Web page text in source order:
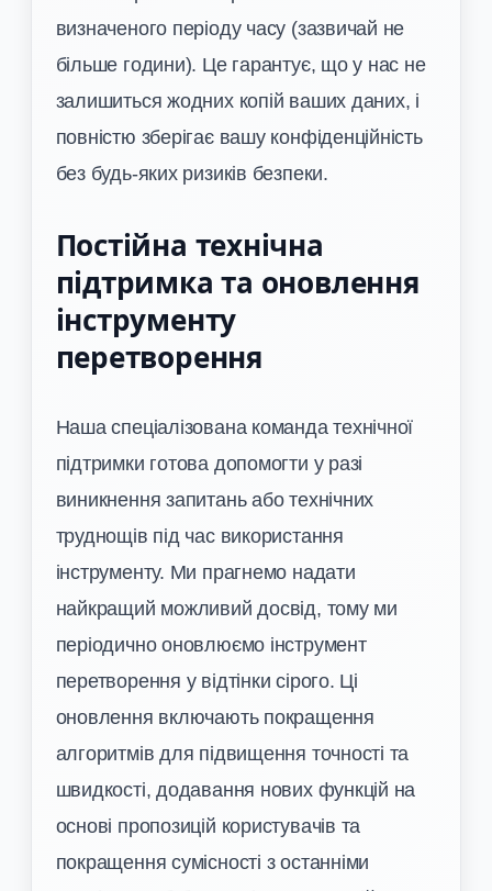
визначеного періоду часу (зазвичай не
більше години). Це гарантує, що у нас не
залишиться жодних копій ваших даних, і
повністю зберігає вашу конфіденційність
без будь-яких ризиків безпеки.
Постійна технічна
підтримка та оновлення
інструменту
перетворення
Наша спеціалізована команда технічної
підтримки готова допомогти у разі
виникнення запитань або технічних
труднощів під час використання
інструменту. Ми прагнемо надати
найкращий можливий досвід, тому ми
періодично оновлюємо інструмент
перетворення у відтінки сірого. Ці
оновлення включають покращення
алгоритмів для підвищення точності та
швидкості, додавання нових функцій на
основі пропозицій користувачів та
покращення сумісності з останніми